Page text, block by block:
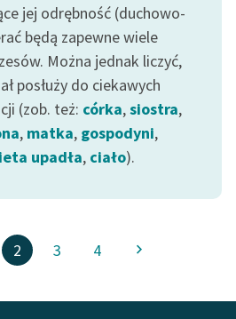
jej odrębność (duchowo-
będą zapewne wiele
Można jednak liczyć,
posłuży do ciekawych
(zob. też: córka,siostra,
, matka, gospodyni,
upadła, ciało).
2 3 4